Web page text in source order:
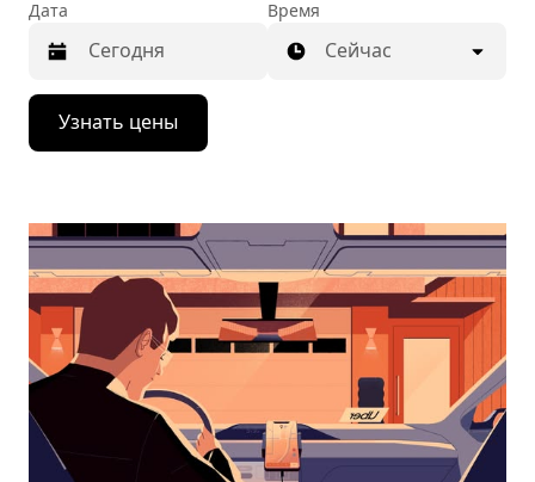
Дата
Нажмите
стрелку
вниз,
календарю
выбрать
дату.
Чтобы
закрыть
календарь,
нажмите
Esc.
Время
Сейчас
Узнать цены